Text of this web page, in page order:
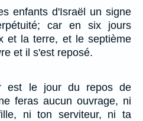
enfants d'Israël un signe
car en six jours
et la terre, et le septième
et il s'est reposé.
est le jour du repos de
feras aucun ouvrage, ni
ni ton serviteur, ni ta